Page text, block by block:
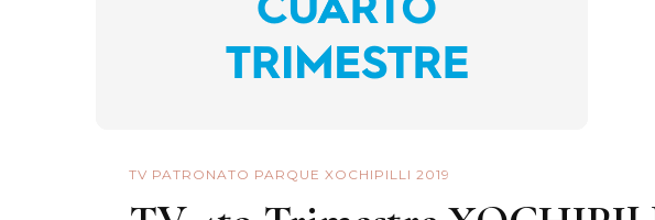
TV PATRONATO PARQUE XOCHIPILLI 2019